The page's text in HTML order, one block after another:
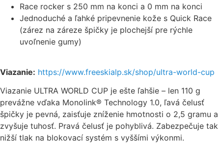
Race rocker s 250 mm na konci a 0 mm na konci
Jednoduché a ľahké pripevnenie kože s Quick Race
(zárez na záreze špičky je plochejší pre rýchle
uvoľnenie gumy)
Viazanie: https://www.freeskialp.sk/shop/ultra-world-cup
Viazanie ULTRA WORLD CUP je ešte ľahšie – len 110 g
prevážne vďaka Monolink® Technology 1.0, ľavá čelusť
špičky je pevná, zaisťuje zníženie hmotnosti o 2,5 gramu a
zvyšuje tuhosť. Pravá čelusť je pohyblivá. Zabezpečuje tak
nižší tlak na blokovací systém s vyššími výkonmi.